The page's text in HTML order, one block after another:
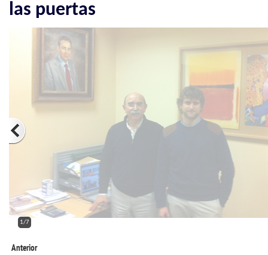
las puertas
2/7
Anterior